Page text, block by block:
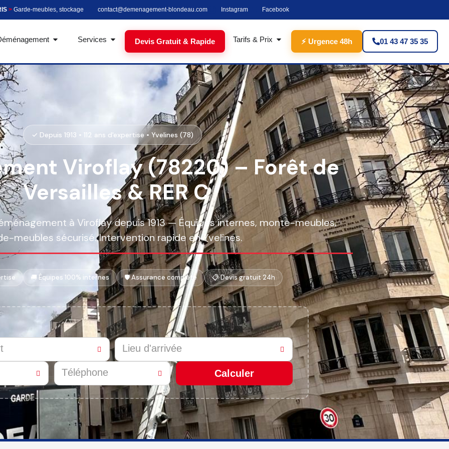
> Garde-meubles, stockage contact@demenagement-blondeau.com Instagram Facebook
Services Devis Gratuit & Rapide Tarifs & Prix ⚡ Urgence 48h 01 43 47 35 35
✓ Depuis 1913 • 112 ans d'expertise • Yvelines (78)
Viroflay (78220) – Forêt de
Versailles & RER C
à Viroflay depuis 1913 — Équipes internes, monte-meubles,
meubles sécurisé. Intervention rapide en Yvelines.
🚚 Équipes 100% internes 🛡️ Assurance complète 📋 Devis gratuit 24h
Calculer